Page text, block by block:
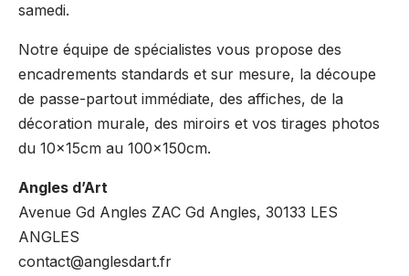
samedi.
Notre équipe de spécialistes vous propose des
encadrements standards et sur mesure, la découpe
de passe-partout immédiate, des affiches, de la
décoration murale, des miroirs et vos tirages photos
du 10x15cm au 100x150cm.
Angles d’Art
Avenue Gd Angles ZAC Gd Angles, 30133 LES
ANGLES
contact@anglesdart.fr